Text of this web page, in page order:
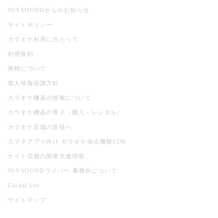
JOYSOUNDからのお知らせ
サイトポリシー
カラオケ利用に当たって
利用規約
商標について
個人情報保護方針
カラオケ機器の情報について
カラオケ機器の導入（購入・レンタル）
カラオケ店舗の皆様へ
スマホアプリ向け カラオケ採点機能SDK
ナイト店舗の開業支援情報
JOYSOUNDライバー 事務所について
Global Site
サイトマップ